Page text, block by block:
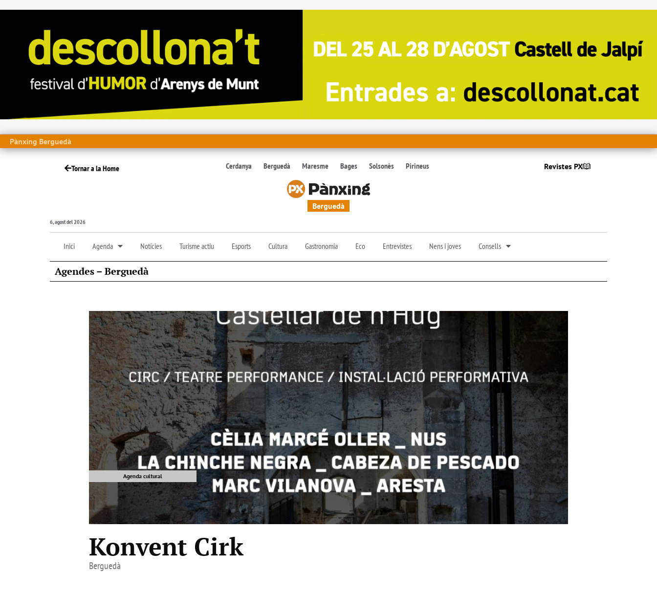
Pànxing Berguedà
Tornar a la Home Cerdanya Berguedà Maresme Bages Solsonès Pirineus Revistes PX
Berguedà
6, agost del 2026
Inici Agenda Notícies Turisme actiu Esports Cultura Gastronomia Eco Entrevistes Nens i joves Consells
Agendes – Berguedà
Agenda cultural
Konvent Cirk
Berguedà